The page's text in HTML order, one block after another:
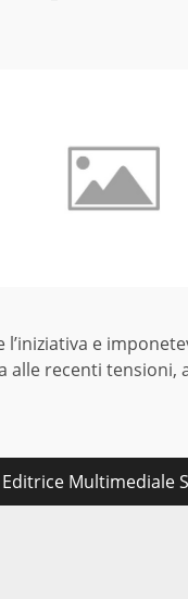
l’iniziativa e
alle recenti tensioni,
Multimediale